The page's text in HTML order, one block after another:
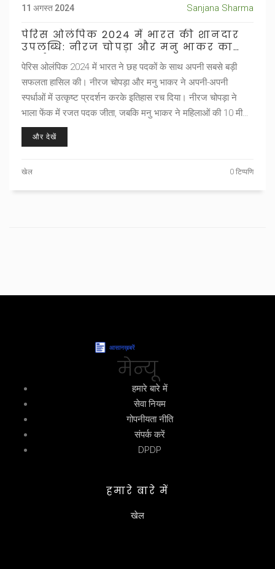
11 अगस्त 2024 Sanjana Sharma
पेरिस ओलंपिक 2024 में भारत की शानदार
उपलब्धि: नीरज चोपड़ा और मनु भाकर का
प्रदर्शन
पेरिस ओलंपिक 2024 में भारत ने छह पदकों के साथ अपनी सबसे बड़ी
सफलता हासिल की। नीरज चोपड़ा और मनु भाकर ने अपनी-अपनी
स्पर्धाओं में उत्कृष्ट प्रदर्शन करके इतिहास रच दिया। नीरज चोपड़ा ने
भाला फेंक में रजत पदक जीता, जबकि मनु भाकर ने महिलाओं की 10 मीटर
एयर पिस्टल इवेंट में कांस्य पदक प्राप्त किया।
और देखें
खेल 0 टिप्पणि
मेन्यू
हमारे बारे में
सेवा नियम
गोपनीयता नीति
संपर्क करें
DPDP
हमारे बारे में
खेल